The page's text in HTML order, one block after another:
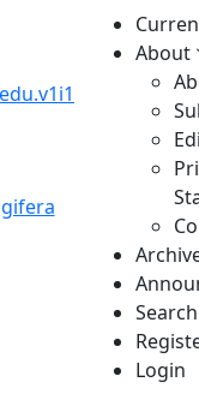
About
Search
Login